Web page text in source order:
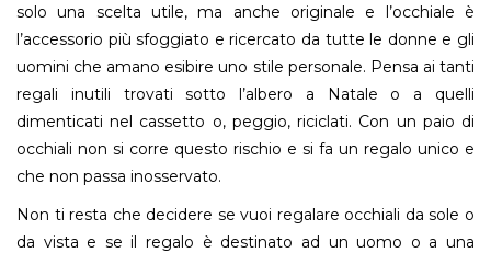
solo una scelta utile, ma anche originale e l’occhiale è
l’accessorio più sfoggiato e ricercato da tutte le donne e gli
uomini che amano esibire uno stile personale. Pensa ai tanti
regali inutili trovati sotto l’albero a Natale o a quelli
dimenticati nel cassetto o, peggio, riciclati. Con un paio di
occhiali non si corre questo rischio e si fa un regalo unico e
che non passa inosservato.
Non ti resta che decidere se vuoi regalare occhiali da sole o
da vista e se il regalo è destinato ad un uomo o a una